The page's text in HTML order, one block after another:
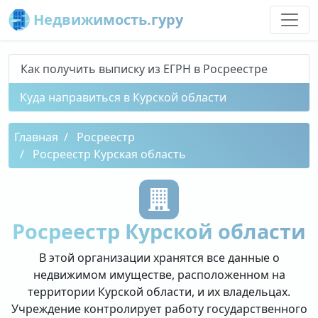
Недвижимость.гуру
Как получить выписку из ЕГРН в Росреестре
Куда направиться в Курской области
Главная
Росреестр
Росреестр Курская область
Росреестр Курской области
В этой организации хранятся все данные о
недвижимом имуществе, расположенном на
территории Курской области, и их владельцах.
Учреждение контролирует работу государственного